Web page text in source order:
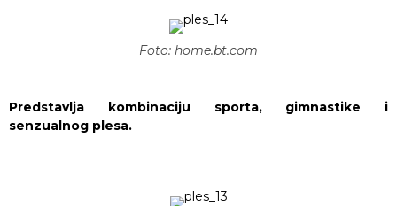
Foto: home.bt.com
Predstavlja kombinaciju sporta, gimnastike i
senzualnog plesa.